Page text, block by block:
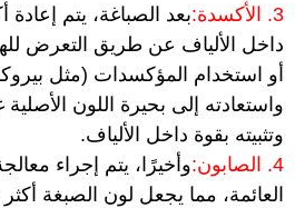
3. الأكسدة:
بعد الصباغة، يتم
داخل الألياف عن طريق التعرض
أو استخدام المؤكسدات (مثل
واستعادته إلى بحيرة اللون الأصلية
وتثبيته بقوة داخل الألياف.
4. الصابون:
وأخيرًا، يتم إجراء
العائمة، مما يجعل لون الصبغة